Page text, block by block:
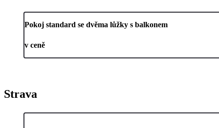
Pokoj standard se dvěma lůžky s balkonem
v ceně
Strava